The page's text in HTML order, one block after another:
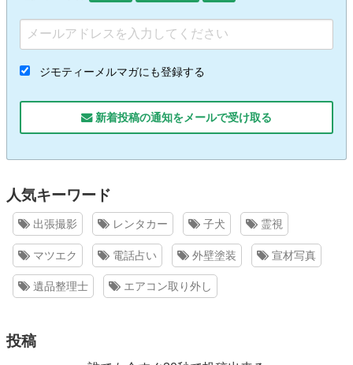
ジモティーメルマガにも登録する
新着投稿の通知をメールで受け取る
人気キーワード
出張撮影 レンタカー 子犬 霊視
マツエク 電話占い 外壁塗装 宣材写真
遺品整理士 エアコン取り外し
投稿